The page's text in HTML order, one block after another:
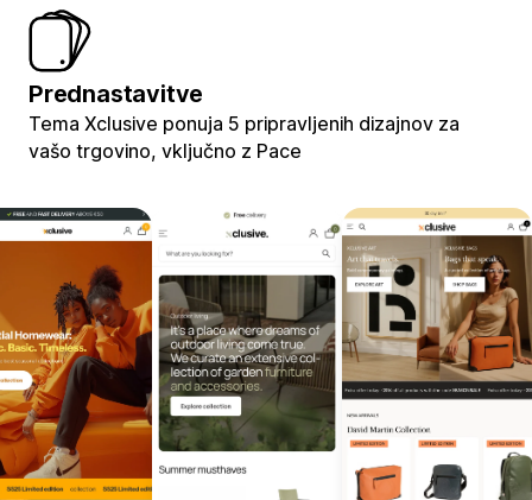
Prednastavitve
Tema Xclusive ponuja 5 pripravljenih dizajnov za
vašo trgovino, vključno z Pace